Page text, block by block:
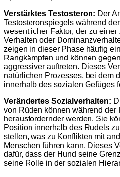
Verstärktes Testosteron: Der
Testosteronspiegels während
wesentlicher Faktor, der zu
Verhalten oder
zeigen in dieser Phase häufig
Rangkämpfen und können
aggressiver auftreten. Dieses
natürlichen Prozesses, bei dem
innerhalb des sozialen Gefüges
Verändertes Sozialverhalten:
von Rüden können während der
herausfordernder werden. Sie
Position innerhalb des Rudels
stellen, was zu Konflikten mit
Menschen führen kann. Dieses
dafür, dass der Hund seine
seine Rolle in der sozialen